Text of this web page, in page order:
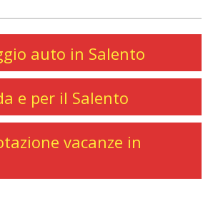
auto in Salento
e per il Salento
vacanze in